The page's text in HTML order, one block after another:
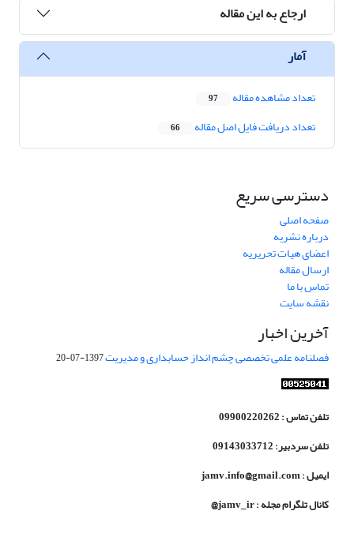
ارجاع به این مقاله
آمار
تعداد مشاهده مقاله 97
تعداد دریافت فایل اصل مقاله 66
دسترسی سریع
صفحه اصلی
درباره نشریه
اعضای هیات تحریریه
ارسال مقاله
تماس با ما
نقشه سایت
آخرین اخبار
فصلنامه علمی تخصصی چشم انداز حسابداری و مدیریت1397-07-20
تلفن تماس : 09900220262
تلفن سردبیر: 09143033712
ایمیل : jamv.info@gmail.com
کانال تلگرام مجله : jamv_ir@